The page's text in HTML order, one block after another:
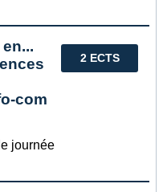
2 ECTS
com
journée